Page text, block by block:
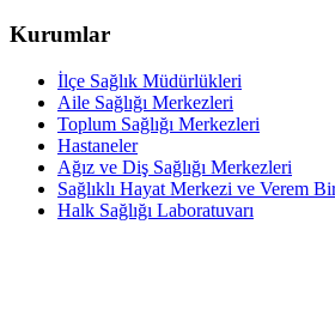
Kurumlar
İlçe Sağlık Müdürlükleri
Aile Sağlığı Merkezleri
Toplum Sağlığı Merkezleri
Hastaneler
Ağız ve Diş Sağlığı Merkezleri
Sağlıklı Hayat Merkezi ve Verem
Halk Sağlığı Laboratuvarı